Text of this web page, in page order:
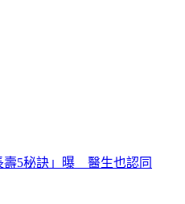
壽5秘訣」曝 醫生也認同